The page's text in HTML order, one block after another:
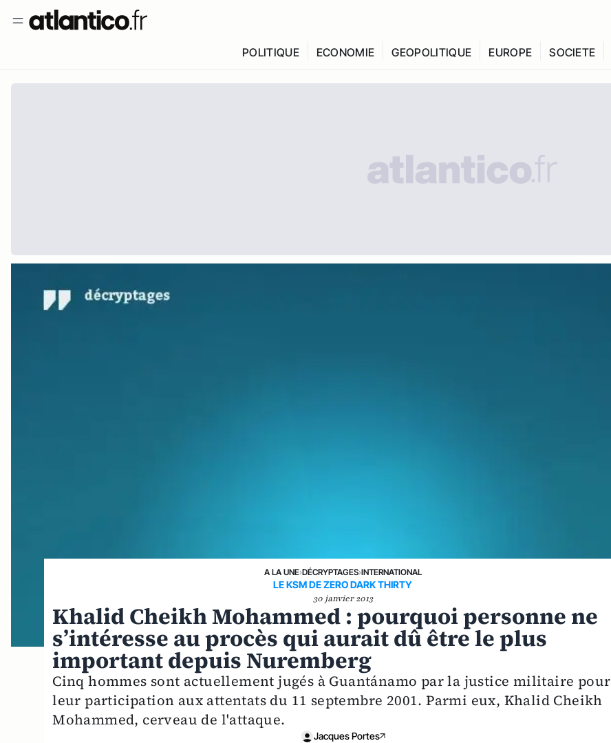
POLITIQUE ECONOMIE GEOPOLITIQUE EUROPE SOCIETE
A LA UNE›DÉCRYPTAGES›INTERNATIONAL
LE KSM DE ZERO DARK THIRTY
30 janvier 2013
Khalid Cheikh Mohammed : pourquoi personne ne
s’intéresse au procès qui aurait dû être le plus
important depuis Nuremberg
Cinq hommes sont actuellement jugés à Guantánamo par la justice militaire pour
leur participation aux attentats du 11 septembre 2001. Parmi eux, Khalid Cheikh
Mohammed, cerveau de l'attaque.
Jacques Portes